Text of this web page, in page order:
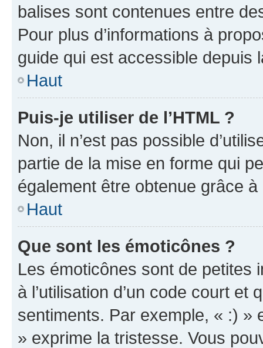
balises sont contenues entre
Pour plus d’informations à
guide qui est accessible depuis
Haut
Puis-je utiliser de l’HTML ?
Non, il n’est pas possible
partie de la mise en forme qui
également être obtenue grâce à
Haut
Que sont les émoticônes ?
Les émoticônes sont de petites
à l’utilisation d’un code court et
sentiments. Par exemple, « :) »
» exprime la tristesse. Vous